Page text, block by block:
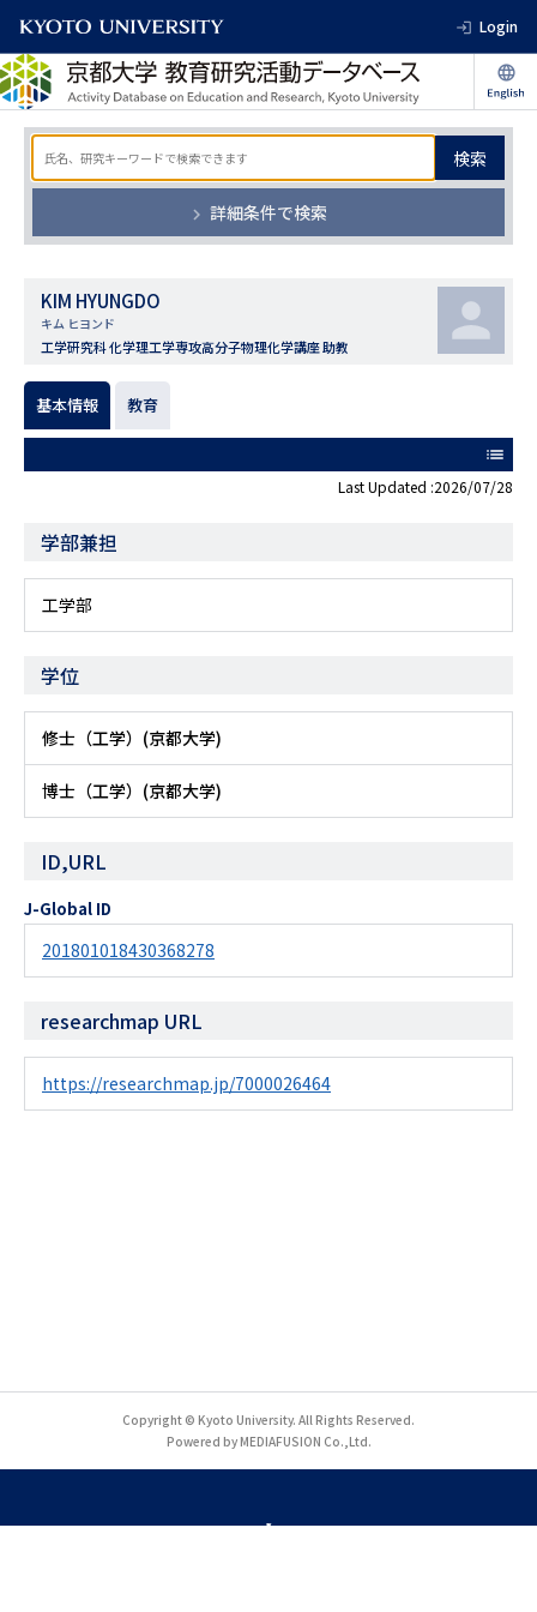
Login
検索
詳細条件で検索
KIM HYUNGDO
キム ヒヨンド
工学研究科 化学理工学専攻高分子物理化学講座 助教
基本情報 教育
list
Last Updated :2026/07/28
学部兼担
工学部
学位
修士（工学）(京都大学)
博士（工学）(京都大学)
ID,URL
J-Global ID
201801018430368278
researchmap URL
https://researchmap.jp/7000026464
Copyright © Kyoto University. All Rights Reserved.
Powered by MEDIAFUSION Co.,Ltd.